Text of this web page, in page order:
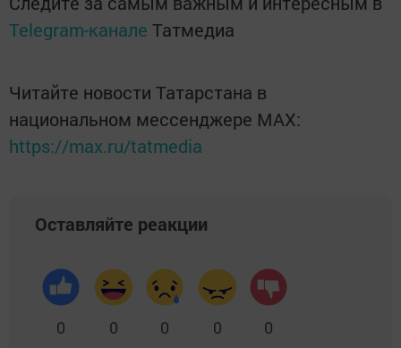
Telegram-канале Татмедиа
Читайте новости Татарстана в
национальном мессенджере MАХ:
https://max.ru/tatmedia
Оставляйте реакции
0 0 0 0 0